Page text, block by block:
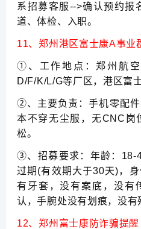
系招募客服-->确认预约报
道、体检、入职。
11、郑州港区富士康A事业
①、工作地点：郑州航
D/F/K/L/G等厂区，港区富
②、主要负责：手机零配
本不穿无尘服，无CNC岗
松。
③、招募要求：年龄：18-
过期(有效期大于30天)，
有牙套，没有案底，没有
认，手腕处没有划痕，没有
12、郑州富士康防诈骗提醒